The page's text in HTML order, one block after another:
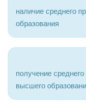
наличие среднего
образования
получение
высшего